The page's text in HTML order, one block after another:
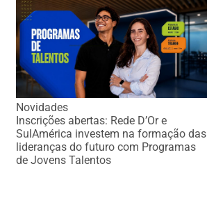
Novidades
Inscrições abertas: Rede D’Or e
SulAmérica investem na formação das
lideranças do futuro com Programas
de Jovens Talentos